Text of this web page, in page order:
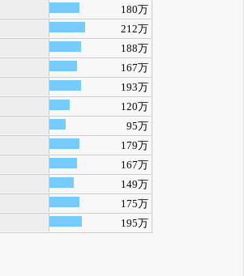
180万
212万
188万
167万
193万
120万
95万
179万
167万
149万
175万
195万